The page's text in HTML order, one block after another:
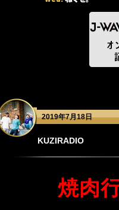
2019年7月18日
KUZIRADIO
焼肉